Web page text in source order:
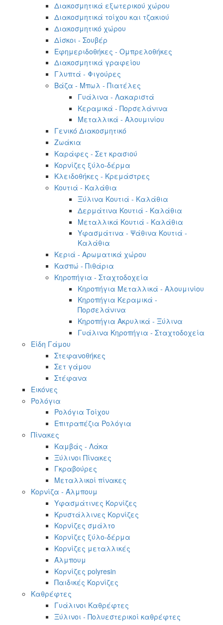
Διακοσμητικά εξωτερικού χώρου
Διακοσμητικά τοίχου και τζακιού
Διακοσμητικό χώρου
Δίσκοι - Σουβέρ
Εφημεριδοθήκες - Ομπρελοθήκες
Διακοσμητικά γραφείου
Γλυπτά - Φιγούρες
Βάζα - Μπωλ - Πιατέλες
Γυάλινα - Λακαριστά
Κεραμικά - Πορσελάνινα
Μεταλλικά - Αλουμινίου
Γενικό Διακοσμητικό
Ζωάκια
Καράφες - Σετ κρασιού
Κορνίζες ξύλο-δέρμα
Κλειδοθήκες - Κρεμάστρες
Κουτιά - Καλάθια
Ξύλινα Κουτιά - Καλάθια
Δερμάτινα Κουτιά - Καλάθια
Μεταλλικά Κουτιά - Καλάθια
Υφασμάτινα - Ψάθινα Κουτιά -
Καλάθια
Κεριά - Αρωματικά χώρου
Κασπώ - Πιθάρια
Κηροπήγια - Σταχτοδοχεία
Κηροπήγια Μεταλλικά - Αλουμινίου
Κηροπήγια Κεραμικά -
Πορσελάνινα
Κηροπήγια Ακρυλικά - Ξύλινα
Γυάλινα Κηροπήγια - Σταχτοδοχεία
Είδη Γάμου
Στεφανοθήκες
Σετ γάμου
Στέφανα
Εικόνες
Ρολόγια
Ρολόγια Τοίχου
Επιτραπέζια Ρολόγια
Πίνακες
Καμβάς - Λάκα
Ξύλινοι Πίνακες
Γκραβούρες
Μεταλλικοί πίνακες
Κορνίζα - Άλμπουμ
Υφασμάτινες Κορνίζες
Κρυστάλλινες Κορνίζες
Κορνίζες σμάλτο
Κορνίζες ξύλο-δέρμα
Κορνίζες μεταλλικές
Άλμπουμ
Κορνίζες polyresin
Παιδικές Κορνίζες
Καθρέφτες
Γυάλινοι Καθρέφτες
Ξύλινοι - Πολυεστερικοί καθρέφτες